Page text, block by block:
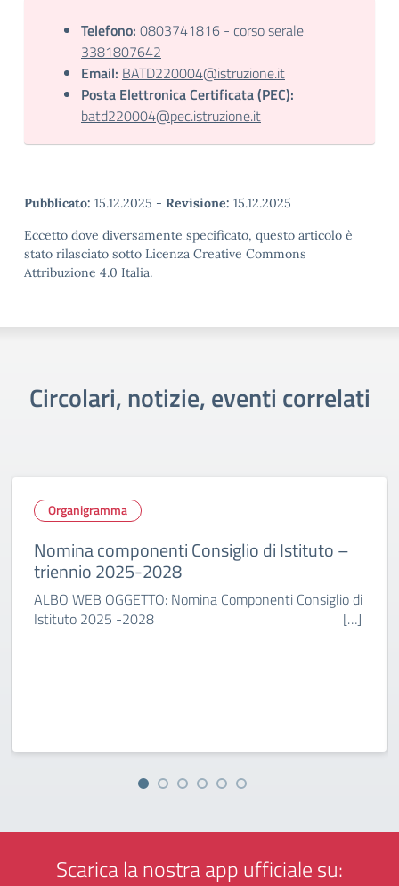
Telefono: 0803741816 - corso serale
3381807642
Email: BATD220004@istruzione.it
Posta Elettronica Certificata (PEC):
batd220004@pec.istruzione.it
Pubblicato: 15.12.2025 - Revisione: 15.12.2025
Eccetto dove diversamente specificato, questo articolo è
stato rilasciato sotto Licenza Creative Commons
Attribuzione 4.0 Italia.
Circolari, notizie, eventi correlati
Consiglio di Istituto –
2028
OGGETTO: Nomina Componenti Consiglio di
2025 -2028 […]
Decreto
Al
Scarica la nostra app ufficiale su: